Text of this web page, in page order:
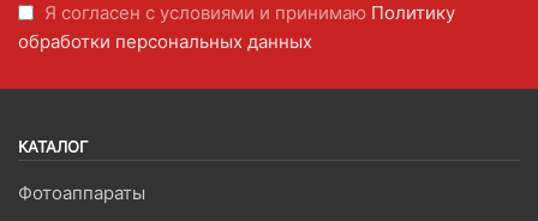
Я согласен с условиями и принимаю Политику
обработки персональных данных
КАТАЛОГ
Фотоаппараты